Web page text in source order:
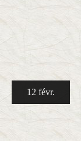
12 févr.